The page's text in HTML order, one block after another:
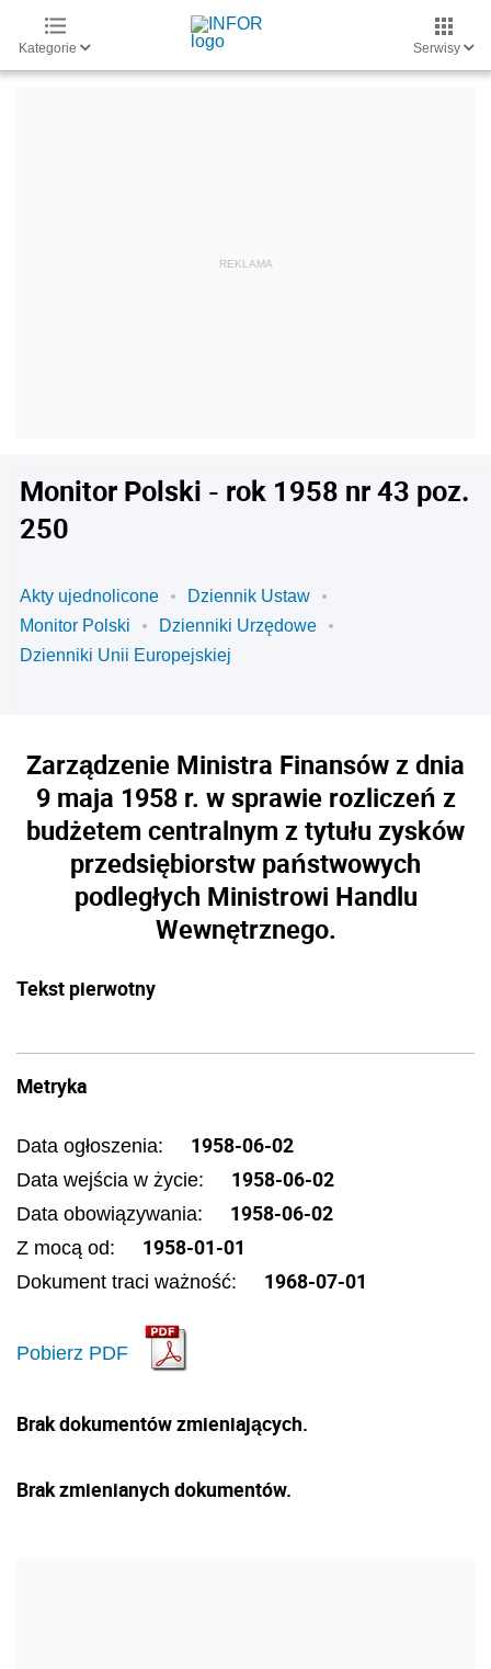
Kategorie Serwisy
Monitor Polski - rok 1958 nr 43 poz.
250
Akty ujednolicone
Dziennik Ustaw
Monitor Polski
Dzienniki Urzędowe
Dzienniki Unii Europejskiej
Zarządzenie Ministra Finansów z dnia
9 maja 1958 r. w sprawie rozliczeń z
budżetem centralnym z tytułu zysków
przedsiębiorstw państwowych
podległych Ministrowi Handlu
Wewnętrznego.
Tekst pierwotny
Metryka
Data ogłoszenia: 1958-06-02
Data wejścia w życie: 1958-06-02
Data obowiązywania: 1958-06-02
Z mocą od: 1958-01-01
Dokument traci ważność: 1968-07-01
Pobierz PDF
Brak dokumentów zmieniających.
Brak zmienianych dokumentów.